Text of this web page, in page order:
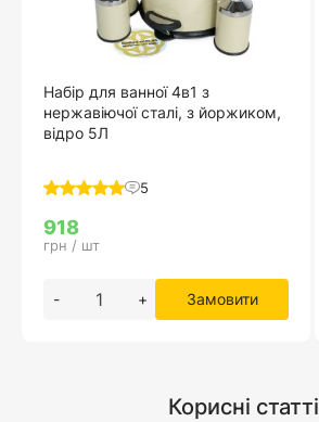
Набір для ванної 4в1 з
нержавіючої сталі, з йоржиком,
відро 5Л
5
918
грн / шт
- + Замовити
Корисні статті